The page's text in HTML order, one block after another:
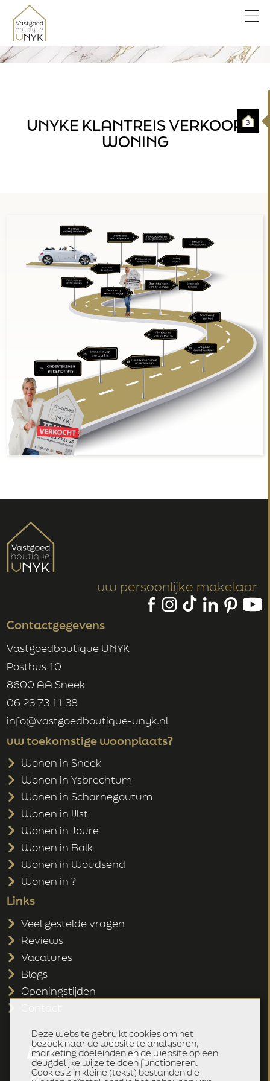
UNYKE KLANTREIS VERKOOP
WONING
uw persoonlijke makelaar
Contactgegevens
Vastgoedboutique UNYK
Postbus 10
8600 AA Sneek
06 23 73 11 38
info@vastgoedboutique-unyk.nl
uw toekomstige woonplaats?
Wonen in Sneek
Wonen in Ysbrechtum
Wonen in Scharnegoutum
Wonen in IJlst
Wonen in Joure
Wonen in Balk
Wonen in Woudsend
Wonen in ?
Links
Veel gestelde vragen
Reviews
Vacatures
Blogs
Openingstijden
3
Deze website gebruikt cookies om het
bezoek naar de website te analyseren,
marketing doeleinden en de website op een
deugdelijke wijze te doen functioneren.
Cookies zijn kleine (tekst) bestanden die